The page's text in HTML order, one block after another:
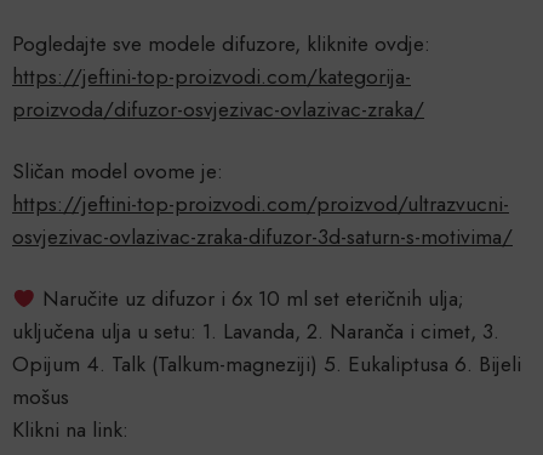
Pogledajte sve modele difuzore, kliknite ovdje:
https://jeftini-top-proizvodi.com/kategorija-
proizvoda/difuzor-osvjezivac-ovlazivac-zraka/
Sličan model ovome je:
https://jeftini-top-proizvodi.com/proizvod/ultrazvucni-
osvjezivac-ovlazivac-zraka-difuzor-3d-saturn-s-motivima/
Naručite uz difuzor i 6x 10 ml set eteričnih ulja;
uključena ulja u setu: 1. Lavanda, 2. Naranča i cimet, 3.
Opijum 4. Talk (Talkum-magneziji) 5. Eukaliptusa 6. Bijeli
mošus
Klikni na link: